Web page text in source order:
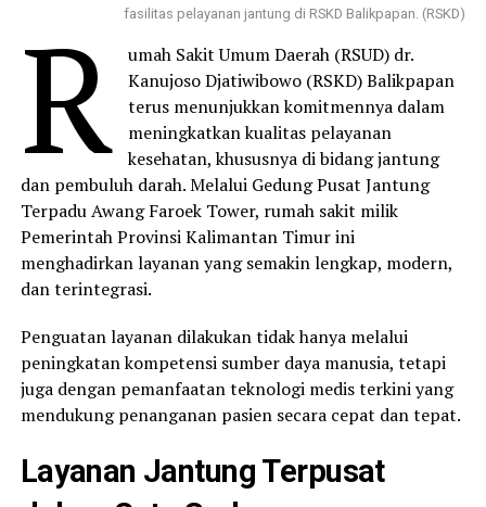
fasilitas pelayanan jantung di RSKD Balikpapan. (RSKD)
R
umah Sakit Umum Daerah (RSUD) dr.
Kanujoso Djatiwibowo (RSKD) Balikpapan
terus menunjukkan komitmennya dalam
meningkatkan kualitas pelayanan
kesehatan, khususnya di bidang jantung
dan pembuluh darah. Melalui Gedung Pusat Jantung
Terpadu Awang Faroek Tower, rumah sakit milik
Pemerintah Provinsi Kalimantan Timur ini
menghadirkan layanan yang semakin lengkap, modern,
dan terintegrasi.
Penguatan layanan dilakukan tidak hanya melalui
peningkatan kompetensi sumber daya manusia, tetapi
juga dengan pemanfaatan teknologi medis terkini yang
mendukung penanganan pasien secara cepat dan tepat.
Layanan Jantung Terpusat